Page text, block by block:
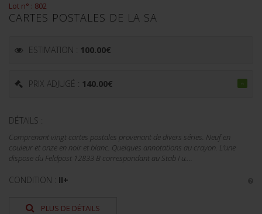
Lot n° : 802
CARTES POSTALES DE LA SA
ESTIMATION : 100.00€
PRIX ADJUGÉ : 140.00€
DÉTAILS :
Comprenant vingt cartes postales provenant de divers séries. Neuf en
couleur et onze en noir et blanc. Quelques annotations au crayon. L'une
dispose du Feldpost 12833 B correspondant au Stab I u....
CONDITION : II+
PLUS DE DÉTAILS